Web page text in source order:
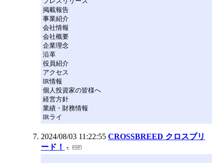
掲載報告
事業紹介
会社情報
会社概要
企業理念
沿革
役員紹介
アクセス
IR情報
個人投資家の皆様へ
経営方針
業績・財務情報
IRライ
2024/08/03 11:22:55 CROSSBREED クロスブリ
ード！